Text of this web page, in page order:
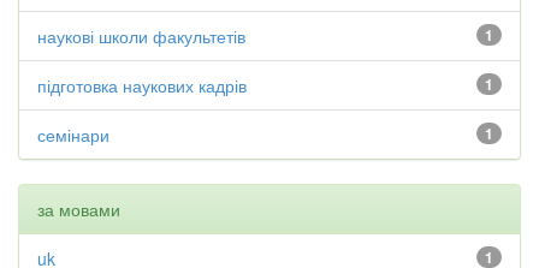
1
наукові школи факультетів
1
підготовка наукових кадрів
1
семінари
за мовами
1
uk